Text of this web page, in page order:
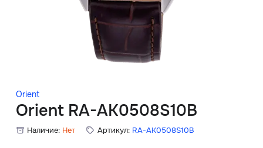
Orient
Orient RA-AK0508S10B
Наличие: Нет Артикул: RA-AK0508S10B
Мужские часы
Женские часы
Скидки
Главная